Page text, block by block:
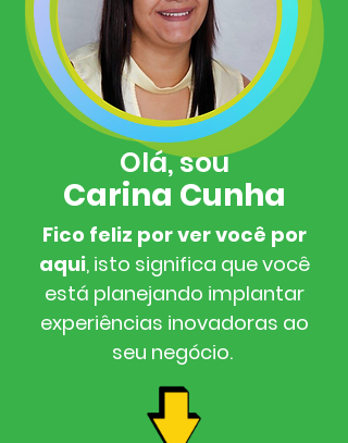
Olá, sou
Carina Cunha
Fico feliz por ver você por
aqui, isto significa que você
está planejando implantar
experiências inovadoras ao
seu negócio.